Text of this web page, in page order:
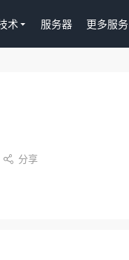
术 服务器 更多服务
 分享